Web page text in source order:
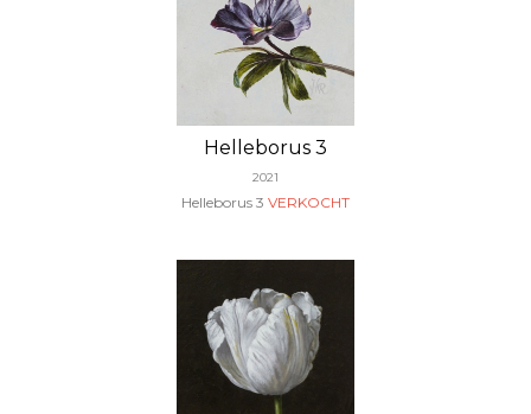
Helleborus 3
2021
Helleborus 3 VERKOCHT